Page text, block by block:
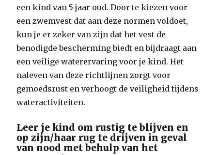
een kind van 5 jaar oud. Door te kiezen voor
een zwemvest dat aan deze normen voldoet,
kun je er zeker van zijn dat het vest de
benodigde bescherming biedt en bijdraagt aan
een veilige waterervaring voor je kind. Het
naleven van deze richtlijnen zorgt voor
gemoedsrust en verhoogt de veiligheid tijdens
wateractiviteiten.
Leer je kind om rustig te blijven en
op zijn/haar rug te drijven in geval
van nood met behulp van het